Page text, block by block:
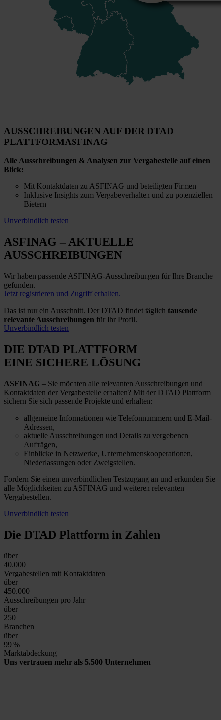
AUSSCHREIBUNGEN AUF DER DTAD
PLATTFORMASFINAG
Alle Ausschreibungen & Analysen zur Vergabestelle auf einen
Blick:
Mit Kontaktdaten zu ASFINAG und beteiligten Firmen
Inklusive Insights zum Vergabeverhalten und zu potenziellen
Bietern
Unverbindlich testen
ASFINAG – AKTUELLE
AUSSCHREIBUNGEN
Wir haben passende ASFINAG-Ausschreibungen für Ihre Branche
gefunden.
Jetzt registrieren und Zugriff erhalten.
Das ist nur ein Ausschnitt. Der DTAD findet täglich tausende
relevante Ausschreibungen für Ihr Profil.
Unverbindlich testen
DIE DTAD PLATTFORM
EINE SICHERE LÖSUNG
ASFINAG – Sie möchten alle relevanten Ausschreibungen und
Kontaktdaten der Vergabestelle erhalten? Mit der DTAD Plattform
sichern Sie sich passende Projekte und erhalten:
allgemeine Informationen wie Telefonnummern und E-Mail-
Adressen,
aktuelle Ausschreibungen und Details zu vergebenen
Aufträgen,
Einblicke in Netzwerke, Unternehmenskooperationen,
Niederlassungen oder Zweigstellen.
Fordern Sie einen unverbindlichen Testzugang an und erkunden Sie
alle Möglichkeiten zu ASFINAG und weiteren relevanten
Vergabestellen.
Unverbindlich testen
Die DTAD Plattform in Zahlen
über
40.000
Vergabestellen mit Kontaktdaten
über
450.000
Ausschreibungen pro Jahr
über
250
Branchen
über
99 %
Marktabdeckung
Uns vertrauen mehr als 5.500 Unternehmen